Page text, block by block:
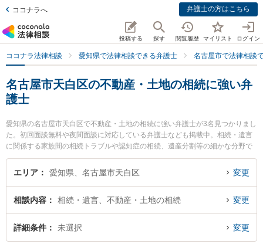
ココナラへ 弁護士の方はこちら
投稿する 探す 閲覧履歴 マイリスト ログイン
ココナラ法律相談 愛知県で法律相談できる弁護士 名古屋市で法律相談
名古屋市天白区の不動産・土地の相続に強い弁
護士
愛知県の名古屋市天白区で不動産・土地の相続に強い弁護士が3名見つかりまし
た。初回面談無料や夜間面談に対応している弁護士なども掲載中。相続・遺言
に関係する家族間の相続トラブルや認知症の相続、遺産分割等の細かな分野で
の絞り込み検索もでき便利です。特に野並駅前法律事務所の田口 博貴弁護士や
弁護士法人名古屋南部法律事務所 平針事務所の林 翔太弁護士、すぎうら法律事
トラブルを今すぐに弁護士に相談したい』『不動産・土地の相続のトラブル解
決の実績豊富な近くの弁護士を検索したい』『初回相談無料で不動産・土地の
相続を法律相談できる名古屋市天白区内の弁護士に相談予約したい』などでお
エリア 愛知県、名古屋市天白区 変更
相談内容 相続・遺言、不動産・土地の相続 変更
詳細条件 未選択 変更